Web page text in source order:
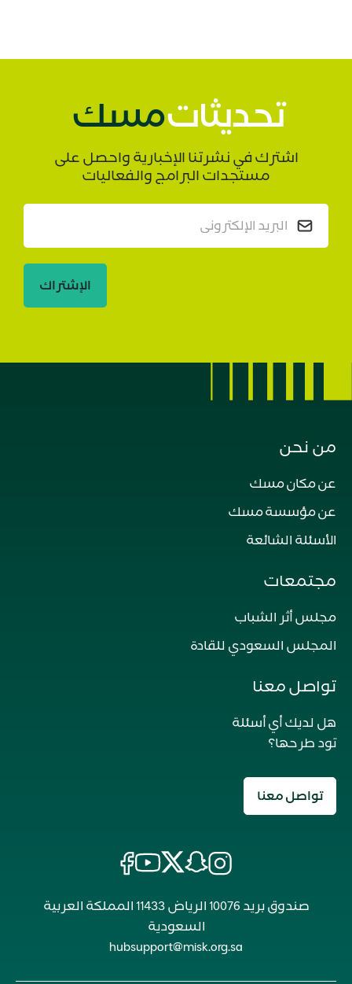
مسكتحديثات
اشترك في نشرتنا الإخبارية واحصل على
مستجدات البرامج والفعاليات
الإشتراك
من نحن
عن مكان مسك
عن مؤسسة مسك
الأسئلة الشائعة
مجتمعات
مجلس أثر الشباب
المجلس السعودي للقادة
تواصل معنا
هل لديك أي أسئلة
تود طرحها؟
تواصل معنا
صندوق بريد 10076 الرياض 11433 المملكة العربية
السعودية
hubsupport@misk.org.sa